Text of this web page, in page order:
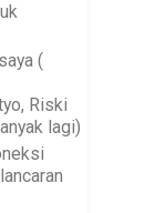
(
Riski
lagi)